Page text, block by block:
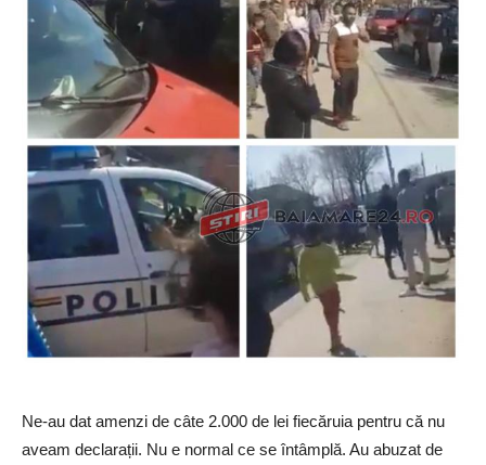
Ne-au dat amenzi de câte 2.000 de lei fiecăruia pentru că nu
aveam declarații. Nu e normal ce se întâmplă. Au abuzat de